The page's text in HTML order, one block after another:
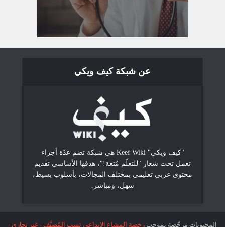
عن شبكة كيف ويكي
"كيف ويكي" Keef Wiki هي شبكة تضم عدّة أجزاء
تعمل تحت شعار "للتعلّم مُتعة!"، هدفها الأساسي تقديم
محتوى عربي تعليمي بمختلف المجالات، بأسلوب بسيط،
سهل، ومباشر.
المحتويات مرخّصة بموجب رخصة المشاع الإبداعي نَسب المُصنَّف - غير تجاري -